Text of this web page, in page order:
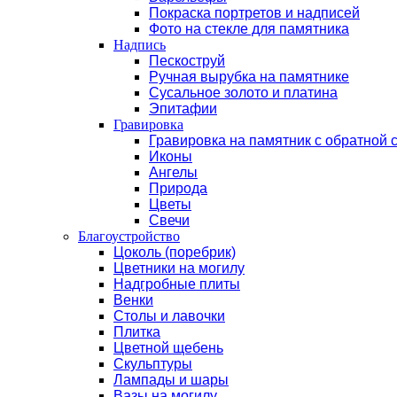
Покраска портретов и надписей
Фото на стекле для памятника
Надпись
Пескоструй
Ручная вырубка на памятнике
Сусальное золото и платина
Эпитафии
Гравировка
Гравировка на памятник с обратной
Иконы
Ангелы
Природа
Цветы
Свечи
Благоустройство
Цоколь (поребрик)
Цветники на могилу
Надгробные плиты
Венки
Столы и лавочки
Плитка
Цветной щебень
Скульптуры
Лампады и шары